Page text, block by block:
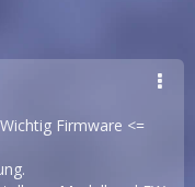
Firmware <=